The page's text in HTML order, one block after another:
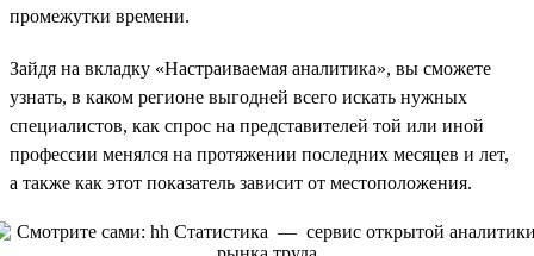
промежутки времени.
Зайдя на вкладку «Настраиваемая аналитика», вы сможете
узнать, в каком регионе выгодней всего искать нужных
специалистов, как спрос на представителей той или иной
профессии менялся на протяжении последних месяцев и лет,
а также как этот показатель зависит от местоположения.